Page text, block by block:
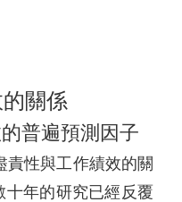
關係
普遍預測因子
責性與工作績效的關
年的研究已經反覆